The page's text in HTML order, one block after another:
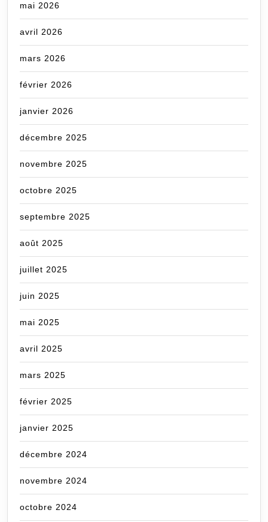
mai 2026
avril 2026
mars 2026
février 2026
janvier 2026
décembre 2025
novembre 2025
octobre 2025
septembre 2025
août 2025
juillet 2025
juin 2025
mai 2025
avril 2025
mars 2025
février 2025
janvier 2025
décembre 2024
novembre 2024
octobre 2024